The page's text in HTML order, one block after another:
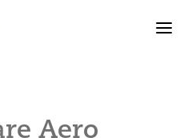
Aero